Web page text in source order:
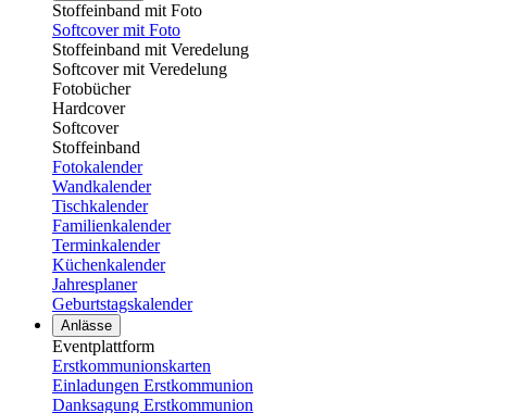
Stoffeinband mit Foto
Softcover mit Foto
Stoffeinband mit Veredelung
Softcover mit Veredelung
Fotobücher
Hardcover
Softcover
Stoffeinband
Fotokalender
Wandkalender
Tischkalender
Familienkalender
Terminkalender
Küchenkalender
Jahresplaner
Geburtstagskalender
Anlässe
Eventplattform
Erstkommunionskarten
Einladungen Erstkommunion
Danksagung Erstkommunion